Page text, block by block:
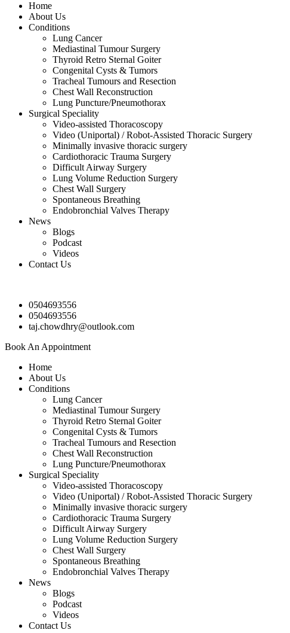
Home
About Us
Conditions
Lung Cancer
Mediastinal Tumour Surgery
Thyroid Retro Sternal Goiter
Congenital Cysts & Tumors
Tracheal Tumours and Resection
Chest Wall Reconstruction
Lung Puncture/Pneumothorax
Surgical Speciality
Video-assisted Thoracoscopy
Video (Uniportal) / Robot-Assisted Thoracic Surgery
Minimally invasive thoracic surgery
Cardiothoracic Trauma Surgery
Difficult Airway Surgery
Lung Volume Reduction Surgery
Chest Wall Surgery
Spontaneous Breathing
Endobronchial Valves Therapy
News
Blogs
Podcast
Videos
Contact Us
0504693556
0504693556
taj.chowdhry@outlook.com
Book An Appointment
Home
About Us
Conditions
Lung Cancer
Mediastinal Tumour Surgery
Thyroid Retro Sternal Goiter
Congenital Cysts & Tumors
Tracheal Tumours and Resection
Chest Wall Reconstruction
Lung Puncture/Pneumothorax
Surgical Speciality
Video-assisted Thoracoscopy
Video (Uniportal) / Robot-Assisted Thoracic Surgery
Minimally invasive thoracic surgery
Cardiothoracic Trauma Surgery
Difficult Airway Surgery
Lung Volume Reduction Surgery
Chest Wall Surgery
Spontaneous Breathing
Endobronchial Valves Therapy
News
Blogs
Podcast
Videos
Contact Us